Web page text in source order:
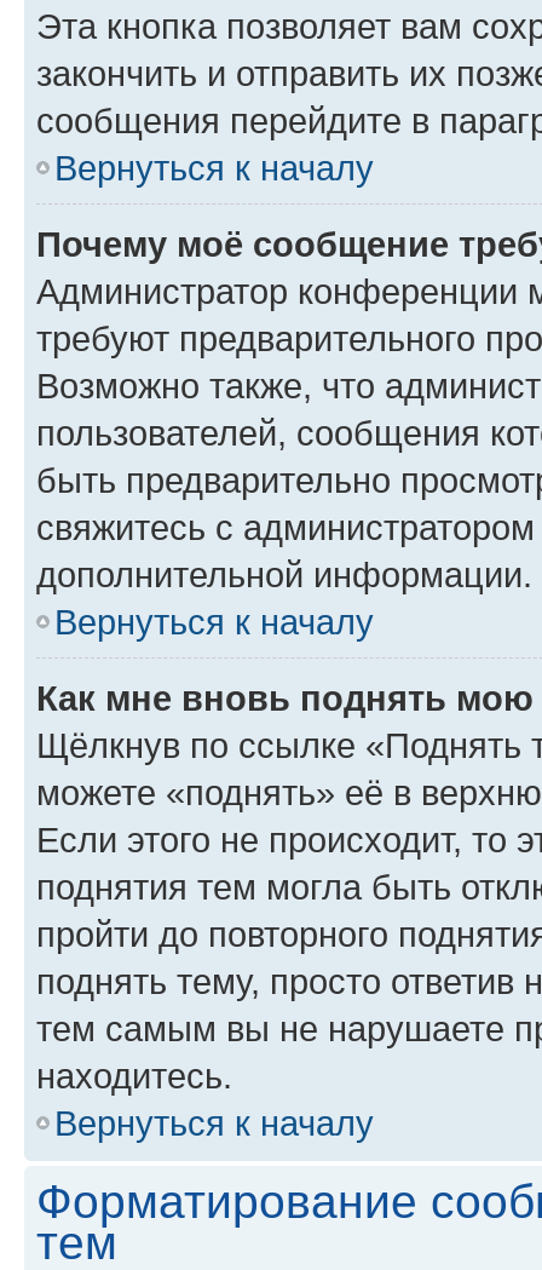
Эта кнопка позволяет вам
закончить и отправить их
сообщения перейдите в
Вернуться к началу
Почему моё сообщение
Администратор конференции
требуют предварительного
Возможно также, что
пользователей, сообщения
быть предварительно
свяжитесь с
дополнительной информации.
Вернуться к началу
Как мне вновь поднять мою
Щёлкнув по ссылке «Поднять
можете «поднять» её в
Если этого не происходит, то
поднятия тем могла быть
пройти до повторного
поднять тему, просто ответив
тем самым вы не нарушаете
находитесь.
Вернуться к началу
Форматирование
тем